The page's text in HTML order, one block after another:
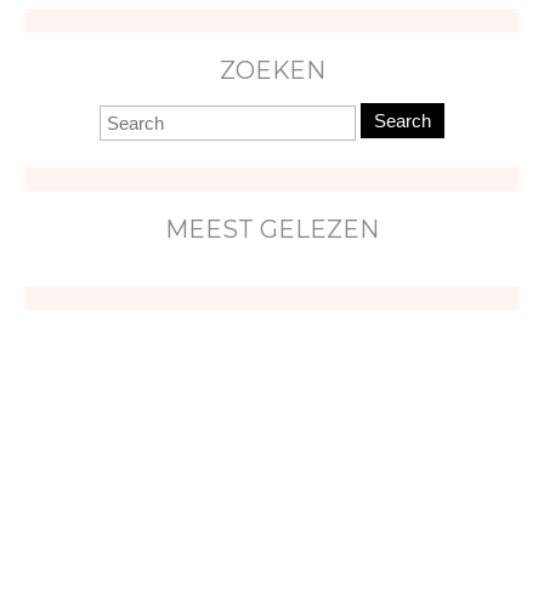
ZOEKEN
Search
MEEST GELEZEN